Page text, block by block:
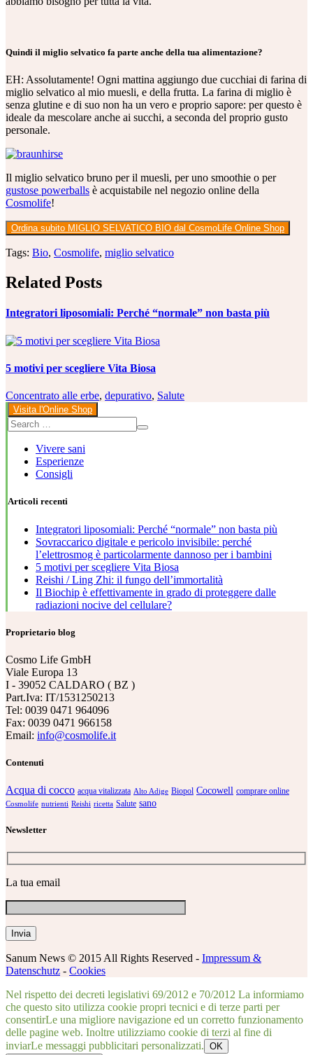
Quindi il miglio selvatico fa parte anche della tua alimentazione?
EH: Assolutamente! Ogni mattina aggiungo due cucchiai di farina di
miglio selvatico al mio muesli, e della frutta. La farina di miglio è
senza glutine e di suo non ha un vero e proprio sapore: per questo è
ideale da mescolare anche ai succhi, a seconda del proprio gusto
personale.
Il miglio selvatico bruno per il muesli, per uno smoothie o per
gustose powerballs è acquistabile nel negozio online della
Cosmolife!
Ordina subito MIGLIO SELVATICO BIO dal CosmoLife Online Shop
Tags: Bio, Cosmolife, miglio selvatico
Related Posts
Integratori liposomiali: Perché “normale” non basta più
5 motivi per scegliere Vita Biosa
Concentrato alle erbe, depurativo, Salute
Visita l'Online Shop
Vivere sani
Esperienze
Consigli
Articoli recenti
Integratori liposomiali: Perché “normale” non basta più
Sovraccarico digitale e pericolo invisibile: perché
l’elettrosmog è particolarmente dannoso per i bambini
5 motivi per scegliere Vita Biosa
Reishi / Ling Zhi: il fungo dell’immortalità
Il Biochip è effettivamente in grado di proteggere dalle
radiazioni nocive del cellulare?
Proprietario blog
Cosmo Life GmbH
Viale Europa 13
I - 39052 CALDARO ( BZ )
Part.Iva: IT/1531250213
Tel: 0039 0471 964096
Fax: 0039 0471 966158
Email: info@cosmolife.it
Contenuti
Acqua di cocco acqua vitalizzata Alto Adige Biopol Cocowell comprare online
Cosmolife nutrienti Reishi ricetta Salute sano
Newsletter
La tua email
Sanum News © 2015 All Rights Reserved - Impressum &
Datenschutz - Cookies
Nel rispetto dei decreti legislativi 69/2012 e 70/2012 La informiamo
che questo sito utilizza cookie propri tecnici e di terze parti per
consentirLe una migliore navigazione ed un corretto funzionamento
delle pagine web. Inoltre utilizziamo cookie di terzi al fine di
inviarLe messaggi pubblicitari personalizzati. OK